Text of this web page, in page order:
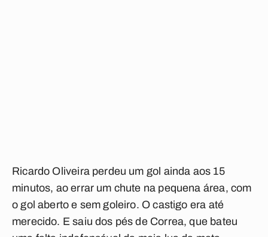
Ricardo Oliveira perdeu um gol ainda aos 15
minutos, ao errar um chute na pequena área, com
o gol aberto e sem goleiro. O castigo era até
merecido. E saiu dos pés de Correa, que bateu